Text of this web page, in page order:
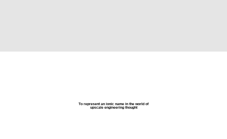
To represent an ionic name in the world of
upscale engineering thought